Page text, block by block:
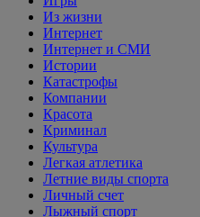
Из жизни
Интернет
Интернет и СМИ
Истории
Катастрофы
Компании
Красота
Криминал
Культура
Легкая атлетика
Летние виды спорта
Личный счет
Лыжный спорт